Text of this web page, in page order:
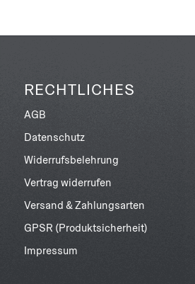
RECHTLICHES
AGB
Datenschutz
Widerrufsbelehrung
Vertrag widerrufen
Versand & Zahlungsarten
GPSR (Produktsicherheit)
Impressum